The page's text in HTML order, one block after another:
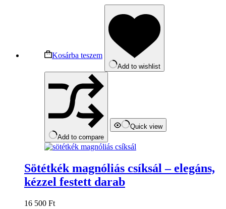
Kosárba teszem
Add to wishlist
Add to compare
Quick view
Sötétkék magnóliás csíksál – elegáns,
kézzel festett darab
16 500 Ft